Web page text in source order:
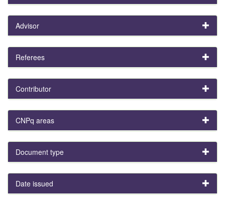
Advisor
Referees
Contributor
CNPq areas
Document type
Date issued